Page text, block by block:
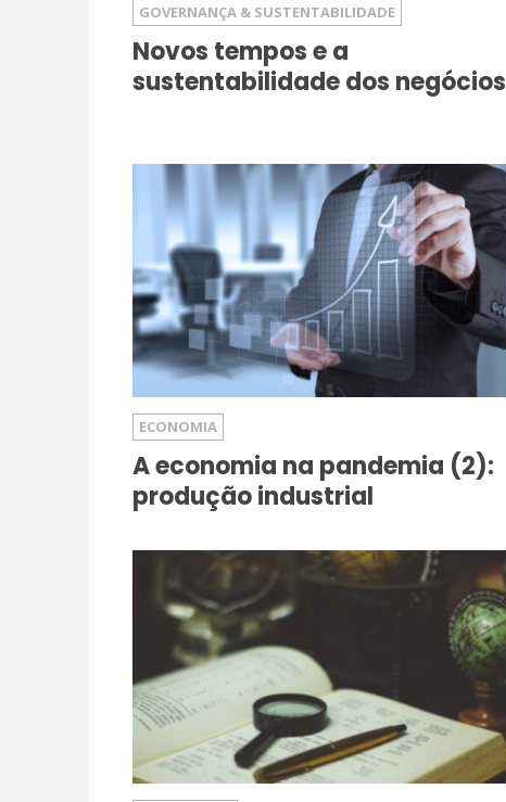
GOVERNANÇA & SUSTENTABILIDADE
Novos tempos e a
sustentabilidade dos negócios
ECONOMIA
A economia na pandemia (2):
produção industrial